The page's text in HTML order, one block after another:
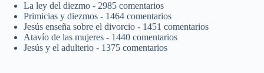
La ley del diezmo - 2985 comentarios
Primicias y diezmos - 1464 comentarios
Jesús enseña sobre el divorcio - 1451 comentarios
Atavío de las mujeres - 1440 comentarios
Jesús y el adulterio - 1375 comentarios